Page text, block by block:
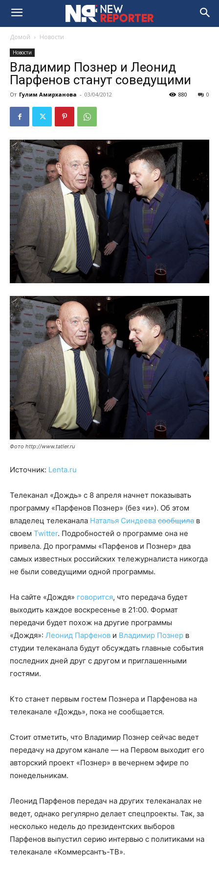
Домой Новости
Новости
Владимир Познер и Леонид
Парфенов станут соведущими
От Гулим Амирханова - 03/04/2012 0
880
Фото http://www.tatler.ru
Источник: Lenta.ru
Телеканал «Дождь» с 8 апреля начнет показывать
программу «Парфенов Познер» (без «и»). Об этом
владелец телеканала Наталья Синдеева сообщила в
своем Twitter. Подробностей о программе она не
привела. До программы «Парфенов и Познер» два
самых известных российских тележурналиста никогда
не были соведущими одной программы.
На сайте «Дождя» говорится, что передача будет
выходить каждое воскресенье в 21:00. Формат
передачи будет похож на другие программы
«Дождя»: Леонид Парфенов и Владимир Познер в
студии телеканала будут обсуждать главные события
последних дней друг с другом и приглашенными
гостями.
Кто станет первым гостем Познера и Парфенова на
телеканале «Дождь», пока не сообщается.
Стоит отметить, что Владимир Познер сейчас ведет
передачу на другом канале — на Первом выходит его
авторский проект «Познер» в вечернем эфире по
понедельникам.
Леонид Парфенов передач на других телеканалах не
ведет, однако регулярно делает спецпроекты. Так, за
несколько недель до президентских выборов
Парфенов выпустил серию интервью с политиками на
телеканале «Коммерсантъ-ТВ».